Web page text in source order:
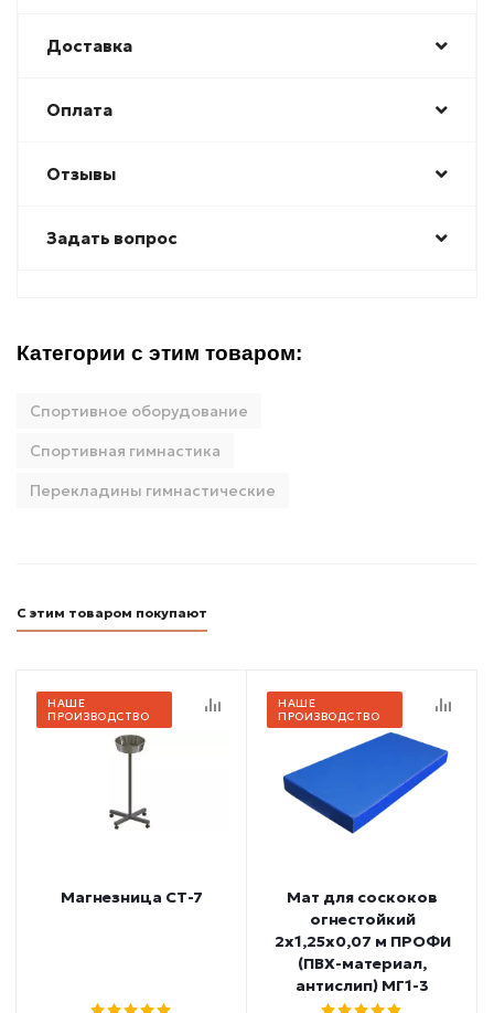
Доставка
Оплата
Отзывы
Задать вопрос
Категории с этим товаром:
Спортивное оборудование
Спортивная гимнастика
Перекладины гимнастические
С этим товаром покупают
НАШЕ
ПРОИЗВОДСТВО
Магнезница СТ-7
НАШЕ
ПРОИЗВОДСТВО
Мат для соскоков
огнестойкий
2х1,25х0,07 м ПРОФИ
(ПВХ-материал,
антислип) МГ1-3